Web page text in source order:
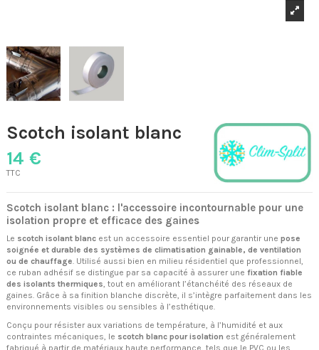
Scotch isolant blanc
14 €
TTC
Scotch isolant blanc : l'accessoire incontournable pour une
isolation propre et efficace des gaines
Le scotch isolant blanc est un accessoire essentiel pour garantir une pose
soignée et durable des systèmes de climatisation gainable, de ventilation
ou de chauffage. Utilisé aussi bien en milieu résidentiel que professionnel,
ce ruban adhésif se distingue par sa capacité à assurer une fixation fiable
des isolants thermiques, tout en améliorant l’étanchéité des réseaux de
gaines. Grâce à sa finition blanche discrète, il s’intègre parfaitement dans les
environnements visibles ou sensibles à l’esthétique.
Conçu pour résister aux variations de température, à l’humidité et aux
contraintes mécaniques, le scotch blanc pour isolation est généralement
fabriqué à partir de matériaux haute performance, tels que le PVC ou les